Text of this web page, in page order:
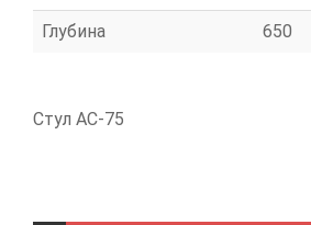
Глубина 650
Стул АС-75